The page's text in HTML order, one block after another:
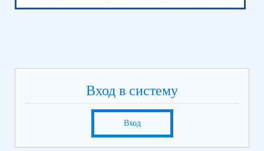
Вход в систему
Вход